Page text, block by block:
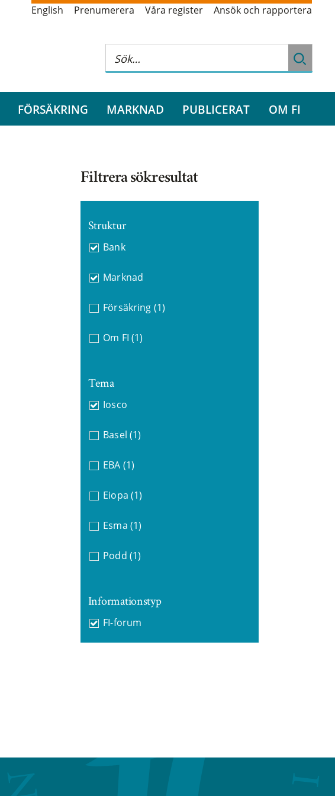
English Prenumerera Våra register Ansök och rapportera
FÖRSÄKRING MARKNAD PUBLICERAT OM FI
Filtrera sökresultat
Struktur
Bank
Marknad
Försäkring (1)
Om FI (1)
Tema
Iosco
Basel (1)
EBA (1)
Eiopa (1)
Esma (1)
Podd (1)
Informationstyp
FI-forum